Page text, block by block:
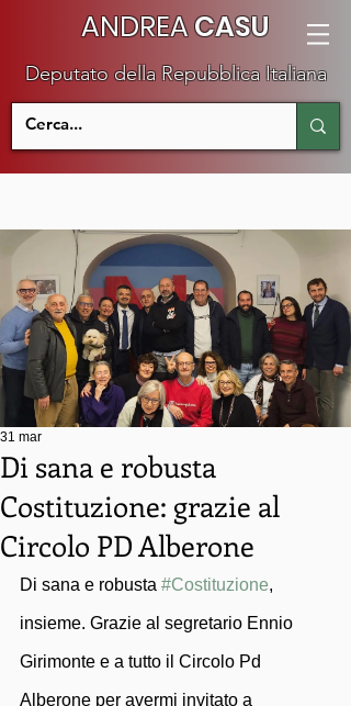
ANDREACASU
Deputato della Repubblica Italiana
Di sana e robusta
Costituzione: grazie al
Circolo PD Alberone
31 mar
Di sana e robusta #Costituzione,
insieme. Grazie al segretario Ennio
Girimonte e a tutto il Circolo Pd
Alberone per avermi invitato a